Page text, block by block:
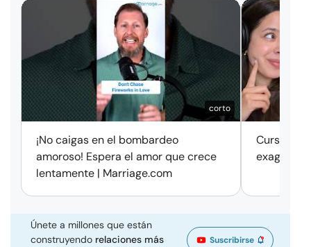
corto
¡No caigas en el bombardeo
amoroso! Espera el amor que crece
lentamente | Marriage.com
Cursos
Únete a millones que están
construyendo relaciones más
Suscribirse